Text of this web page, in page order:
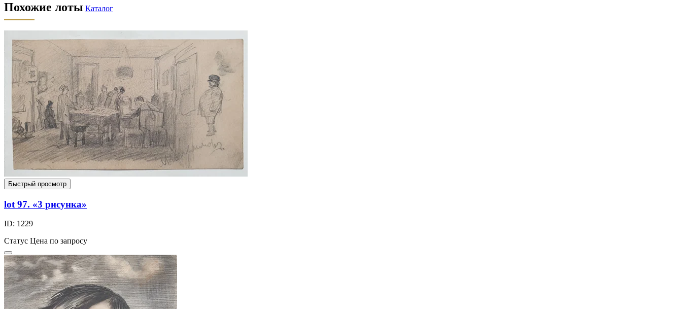
Похожие лоты Каталог
Быстрый просмотр
lot 97. «3 рисунка»
ID: 1229
Статус Цена по запросу